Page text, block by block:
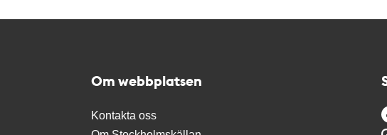
Om webbplatsen
Kontakta oss